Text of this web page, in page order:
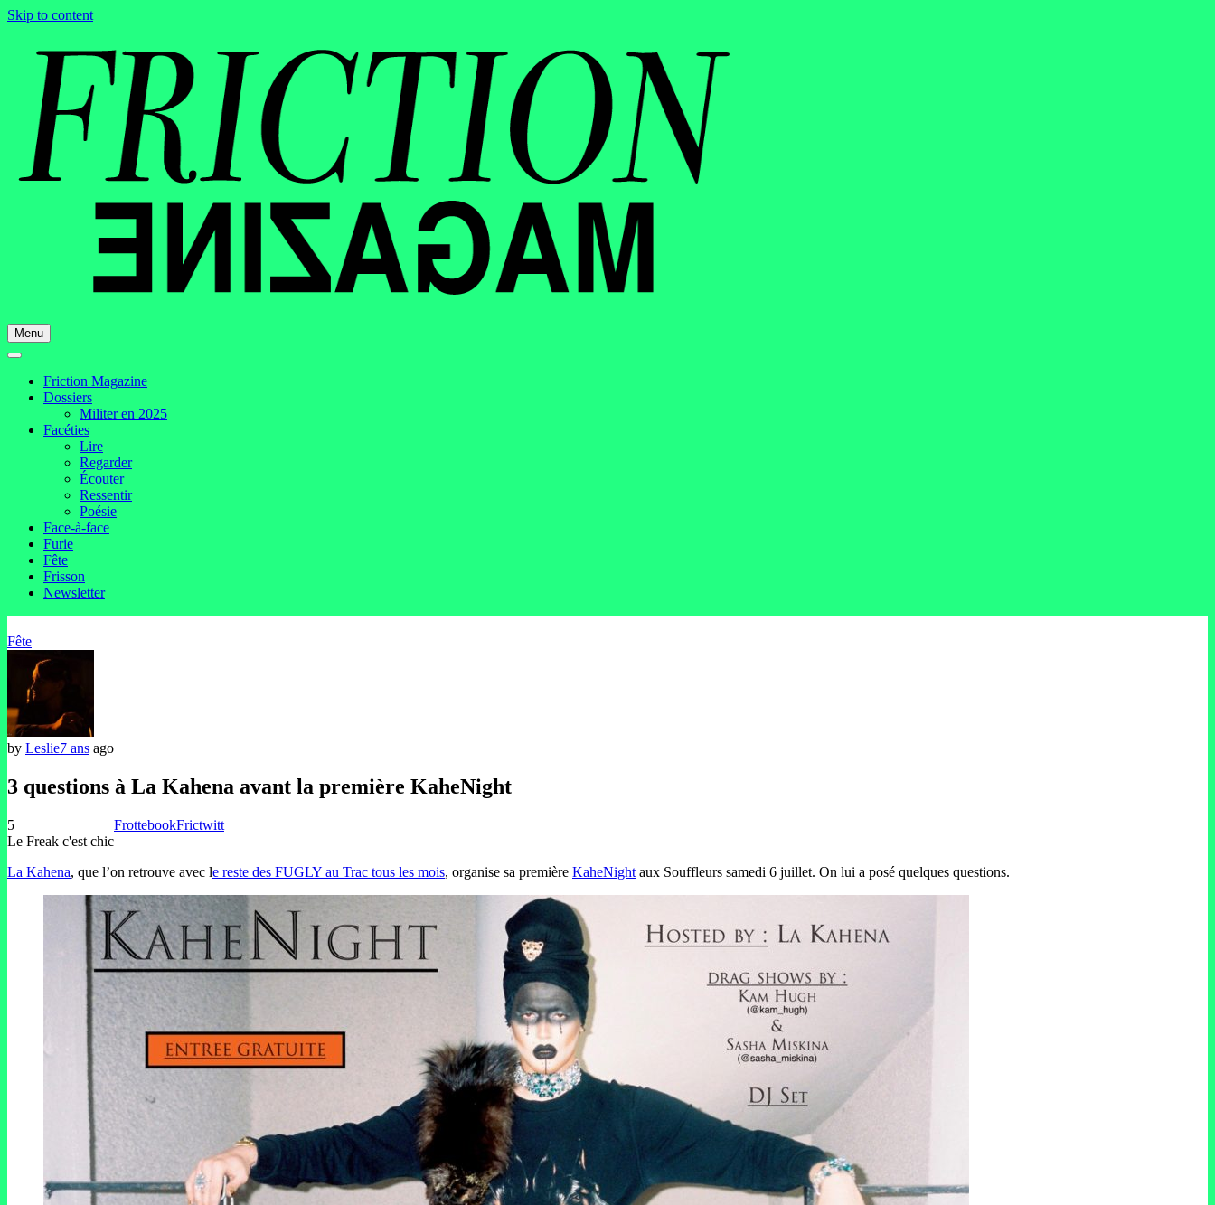
Skip to content
Menu
Friction Magazine
Dossiers
Militer en 2025
Facéties
Lire
Regarder
Écouter
Ressentir
Poésie
Face-à-face
Furie
Fête
Frisson
Newsletter
Fête
by Leslie7 ans ago
3 questions à La Kahena avant la première KaheNight
5
Le Freak c'est chic
FrottebookFrictwitt
La Kahena, que l’on retrouve avec le reste des FUGLY au Trac tous les mois, organise sa première KaheNight aux Souffleurs samedi 6 juillet. On lui a posé quelques questions.